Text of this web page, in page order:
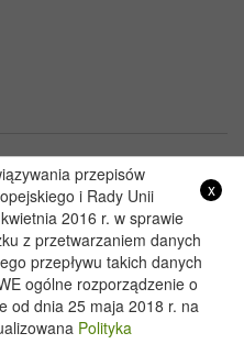
Lubelskiego w Lublinie
x
przepisów
i Rady Unii
2016 r. w sprawie
z przetwarzaniem danych
przepływu takich danych
ogólne rozporządzenie o
od dnia 25 maja 2018 r. na
Polityka